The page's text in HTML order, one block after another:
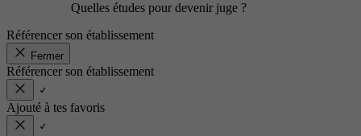
Quelles études pour devenir juge ?
Référencer son établissement
Fermer
Référencer son établissement
Ajouté à tes favoris